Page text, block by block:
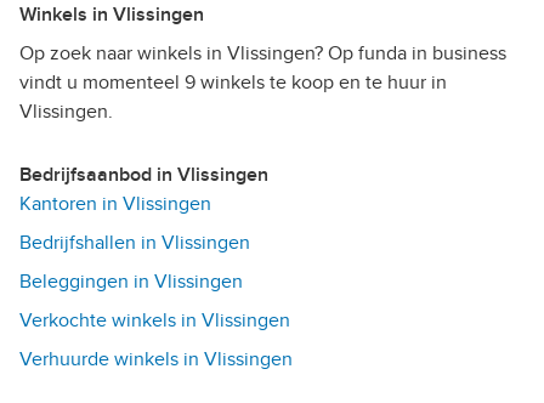
Winkels in Vlissingen
Op zoek naar winkels in Vlissingen? Op funda in business
vindt u momenteel 9 winkels te koop en te huur in
Vlissingen.
Bedrijfsaanbod in Vlissingen
Kantoren in Vlissingen
Bedrijfshallen in Vlissingen
Beleggingen in Vlissingen
Verkochte winkels in Vlissingen
Verhuurde winkels in Vlissingen